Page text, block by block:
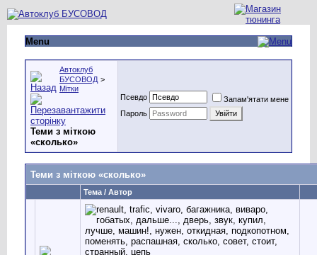
Menu
Автоклуб
БУСОВОД >
Мітки
Теми з міткою
«сколько»
Псевдо
Запам'ятати мене
Пароль
Теми з міткою «сколько»
Тема / Автор